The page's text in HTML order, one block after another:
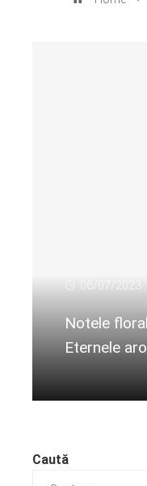
06/07/2023
Notele
Eternele
Caută